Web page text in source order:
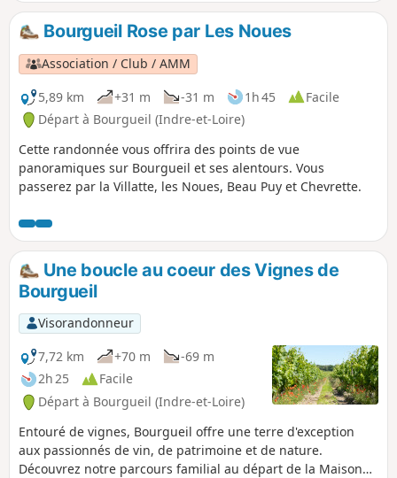
Nourrisson pour redescendre vers Beau Puy et les Noues.
Bourgueil Rose par Les Noues
Association / Club / AMM
5,89 km
+31 m -31 m 1h 45
Facile
Départ à Bourgueil (Indre-et-Loire)
Cette randonnée vous offrira des points de vue
panoramiques sur Bourgueil et ses alentours. Vous
passerez par la Villatte, les Noues, Beau Puy et Chevrette.
Une boucle au coeur des Vignes de
Bourgueil
Visorandonneur
7,72 km
+70 m
-69 m
2h 25
Facile
Départ à Bourgueil (Indre-et-Loire)
Entouré de vignes, Bourgueil offre une terre d'exception
aux passionnés de vin, de patrimoine et de nature.
Découvrez notre parcours familial au départ de la Maison